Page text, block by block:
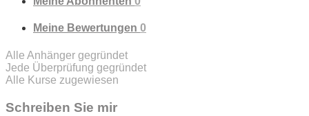
Meine Bewertungen 0
Alle Anhänger gegründet
Jede Überprüfung gegründet
Alle Kurse zugewiesen
Schreiben Sie mir